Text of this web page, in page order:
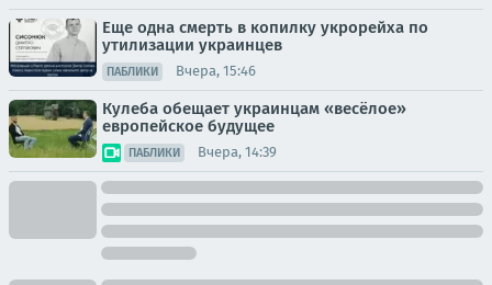
Еще одна смерть в копилку укрорейха по
утилизации украинцев
ПАБЛИКИ Вчера, 15:46
Кулеба обещает украинцам «весёлое»
европейское будущее
ПАБЛИКИ Вчера, 14:39